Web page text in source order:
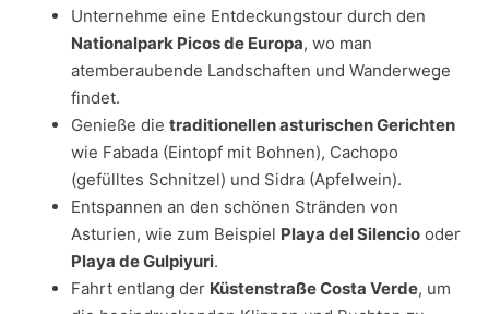
Unternehme eine Entdeckungstour durch den
Nationalpark Picos de Europa, wo man
atemberaubende Landschaften und Wanderwege
findet.
Genieße die traditionellen asturischen Gerichten
wie Fabada (Eintopf mit Bohnen), Cachopo
(gefülltes Schnitzel) und Sidra (Apfelwein).
Entspannen an den schönen Stränden von
Asturien, wie zum Beispiel Playa del Silencio oder
Playa de Gulpiyuri.
Fahrt entlang der Küstenstraße Costa Verde, um